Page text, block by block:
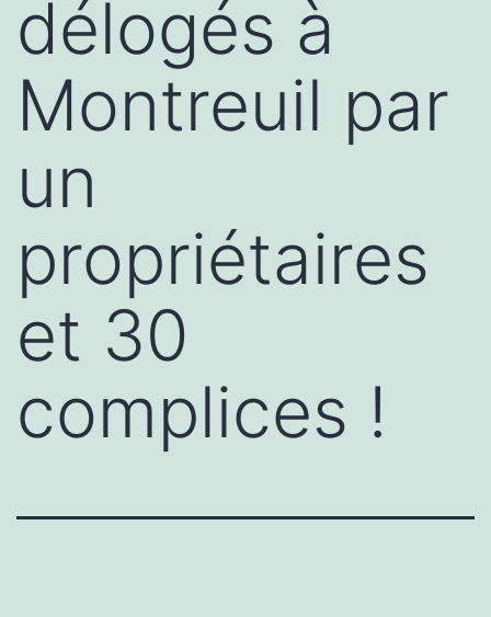
délogés à
Montreuil par
un
propriétaires
et 30
complices !